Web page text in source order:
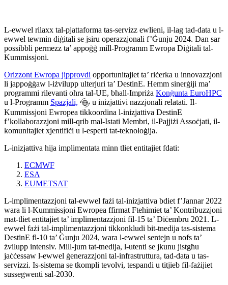
L-ewwel rilaxx tal-pjattaforma tas-servizz ewlieni, il-lag tad-data u l-
ewwel tewmin diġitali se jsiru operazzjonali f’Ġunju 2024. Dan sar
possibbli permezz ta’ appoġġ mill-Programm Ewropa Diġitali tal-
Kummissjoni.
Orizzont Ewropa jipprovdi opportunitajiet ta’ riċerka u innovazzjoni
li jappoġġaw l-iżvilupp ulterjuri ta’ DestinE. Hemm sinerġiji ma’
programmi rilevanti oħra tal-UE, bħall-Impriża Konġunta EuroHPC
u l-Programm Spazjali,
u inizjattivi nazzjonali relatati. Il-
Kummissjoni Ewropea tikkoordina l-inizjattiva DestinE
f’kollaborazzjoni mill-qrib mal-Istati Membri, il-Pajjiżi Assoċjati, il-
komunitajiet xjentifiċi u l-esperti tat-teknoloġija.
L-inizjattiva hija implimentata minn tliet entitajiet fdati:
ECMWF
ESA
EUMETSAT
L-implimentazzjoni tal-ewwel fażi tal-inizjattiva bdiet f’Jannar 2022
wara li l-Kummissjoni Ewropea ffirmat Ftehimiet ta’ Kontribuzzjoni
mat-tliet entitajiet ta’ implimentazzjoni fil-15 ta’ Diċembru 2021. L-
ewwel fażi tal-implimentazzjoni tikkonkludi bit-tnedija tas-sistema
DestinE fl-10 ta’ Ġunju 2024, wara l-ewwel sentejn u nofs ta’
żvilupp intensiv. Mill-jum tat-tnedija, l-utenti se jkunu jistgħu
jaċċessaw l-ewwel ġenerazzjoni tal-infrastruttura, tad-data u tas-
servizzi. Is-sistema se tkompli tevolvi, tespandi u titjieb fil-fażijiet
sussegwenti sal-2030.